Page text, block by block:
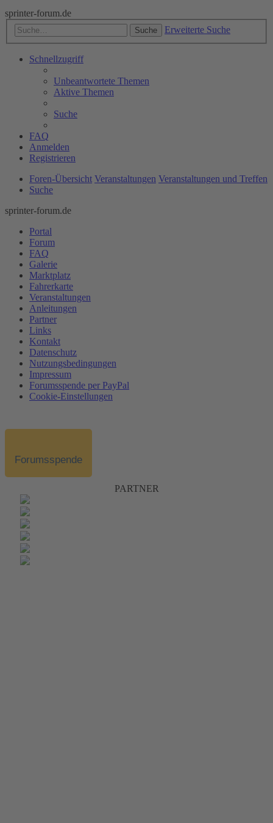
sprinter-forum.de
Suche Erweiterte Suche
Schnellzugriff
Unbeantwortete Themen
Aktive Themen
Suche
FAQ
Anmelden
Registrieren
Foren-Übersicht Veranstaltungen Veranstaltungen und Treffen
Suche
sprinter-forum.de
Portal
Forum
FAQ
Galerie
Marktplatz
Fahrerkarte
Veranstaltungen
Anleitungen
Partner
Links
Kontakt
Datenschutz
Nutzungsbedingungen
Impressum
Forumsspende per PayPal
Cookie-Einstellungen
Forumsspende
PARTNER